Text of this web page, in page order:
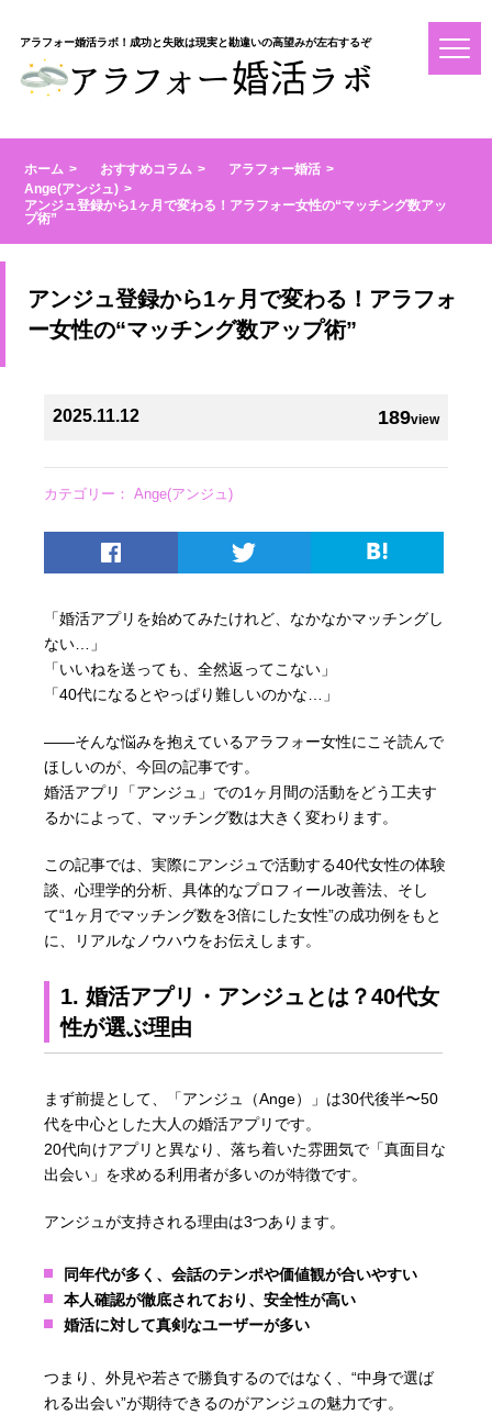
アラフォー婚活ラボ！成功と失敗は現実と勘違いの高望みが左右するぞ
ホーム おすすめコラム
アラフォー婚活
Ange(アンジュ)
アンジュ登録から1ヶ月で変わる！アラフォー女性の“マッチング数アッ
プ術”
アンジュ登録から1ヶ月で変わる！アラフォ
ー女性の“マッチング数アップ術”
189view
2025.11.12
カテゴリー： Ange(アンジュ)
「婚活アプリを始めてみたけれど、なかなかマッチングし
ない…」
「いいねを送っても、全然返ってこない」
「40代になるとやっぱり難しいのかな…」
――そんな悩みを抱えているアラフォー女性にこそ読んで
ほしいのが、今回の記事です。
婚活アプリ「アンジュ」での1ヶ月間の活動をどう工夫す
るかによって、マッチング数は大きく変わります。
この記事では、実際にアンジュで活動する40代女性の体験
談、心理学的分析、具体的なプロフィール改善法、そし
て“1ヶ月でマッチング数を3倍にした女性”の成功例をもと
に、リアルなノウハウをお伝えします。
1. 婚活アプリ・アンジュとは？40代女
性が選ぶ理由
まず前提として、「アンジュ（Ange）」は30代後半〜50
代を中心とした大人の婚活アプリです。
20代向けアプリと異なり、落ち着いた雰囲気で「真面目な
出会い」を求める利用者が多いのが特徴です。
アンジュが支持される理由は3つあります。
同年代が多く、会話のテンポや価値観が合いやすい
本人確認が徹底されており、安全性が高い
婚活に対して真剣なユーザーが多い
つまり、外見や若さで勝負するのではなく、“中身で選ば
れる出会い”が期待できるのがアンジュの魅力です。